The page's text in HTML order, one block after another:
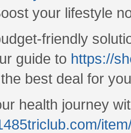
your lifestyle
friendly
guide to https://
best deal for
health journey